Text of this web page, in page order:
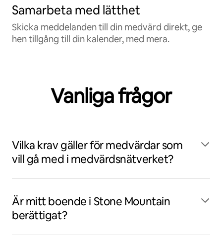
Samarbeta med lätthet
Skicka meddelanden till din medvärd direkt, ge
hen tillgång till din kalender, med mera.
Vanliga frågor
Vilka krav gäller för medvärdar som
vill gå med i medvärdsnätverket?
Är mitt boende i Stone Mountain
berättigat?